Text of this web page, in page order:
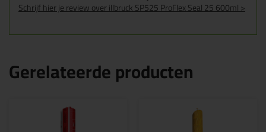
Schrijf hier je review over illbruck SP525 ProFlex Seal 25 600ml >
Gerelateerde producten